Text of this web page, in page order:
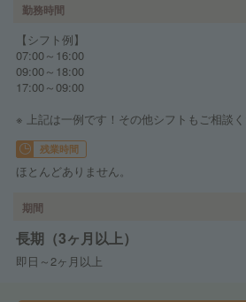
勤務時間
【シフト例】
07:00～16:00
09:00～18:00
17:00～09:00
※ 上記は一例です！その他シフトもご相談く
残業時間
ほとんどありません。
期間
長期（3ヶ月以上）
即日～2ヶ月以上